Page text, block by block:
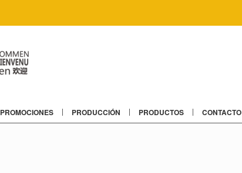
PROMOCIONES PRODUCCIÓN PRODUCTOS CONTACTO